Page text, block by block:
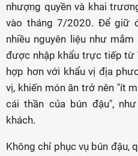
nhượng quyền và khai
vào tháng 7/2020. Để giữ
nhiều nguyên liệu như
được nhập khẩu trực tiếp từ
hợp hơn với khẩu vị địa
vị, khiến món ăn trở nên "ít
cái thần của bún đậu",
khách.
Không chỉ phục vụ bún đậu,